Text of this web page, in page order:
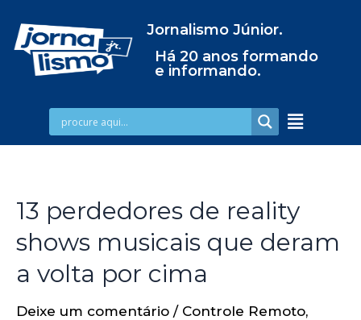
Jornalismo Júnior.
Há 20 anos formando
e informando.
13 perdedores de reality
shows musicais que deram
a volta por cima
Deixe um comentário / Controle Remoto,